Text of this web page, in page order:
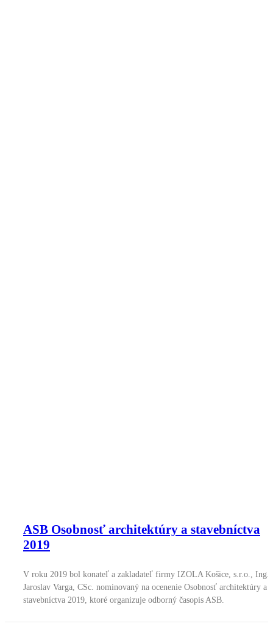
ASB Osobnosť architektúry a stavebníctva
2019
V roku 2019 bol konateľ a zakladateľ firmy IZOLA Košice, s.r.o., Ing.
Jaroslav Varga, CSc. nominovaný na ocenenie Osobnosť architektúry a
stavebníctva 2019, ktoré organizuje odborný časopis ASB.